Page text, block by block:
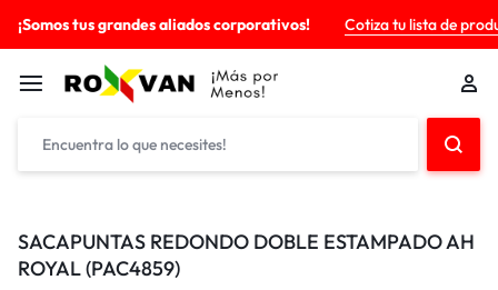
¡Somos tus grandes aliados corporativos! Cotiza tu lista de
SACAPUNTAS REDONDO DOBLE ESTAMPADO AH
ROYAL (PAC4859)